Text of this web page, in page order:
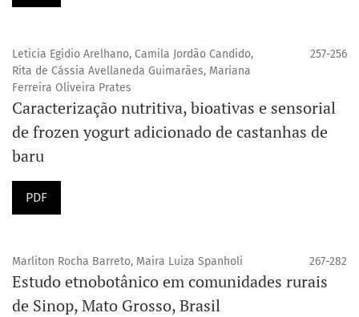
Leticia Egidio Arelhano, Camila Jordão Candido,
Rita de Cássia Avellaneda Guimarães, Mariana
Ferreira Oliveira Prates
257-256
Caracterização nutritiva, bioativas e sensorial
de frozen yogurt adicionado de castanhas de
baru
PDF
Marliton Rocha Barreto, Maira Luiza Spanholi 267-282
Estudo etnobotânico em comunidades rurais
de Sinop, Mato Grosso, Brasil